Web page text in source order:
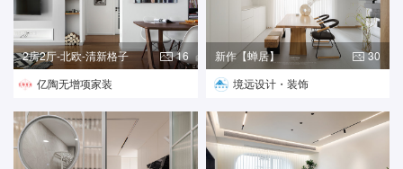
2房2厅-北欧-清新格子
16
亿陶无增项家装
新作【蝉居】
30
境远设计・装饰